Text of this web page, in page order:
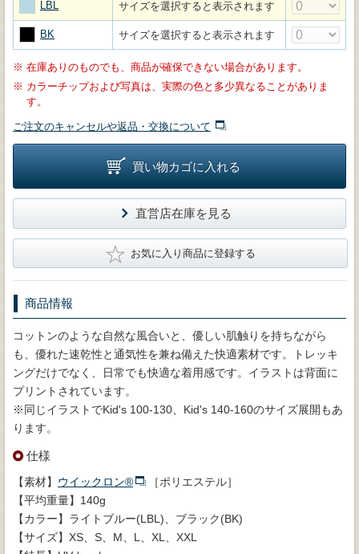
LBL サイズを選択すると表示されます
BK サイズを選択すると表示されます
※ 在庫ありのものでも、商品が確保できない場合があります。
※ カラーチップおよび写真は、実際の色と多少異なることがありま
す。
ご注文のキャンセルや返品・交換について
買い物カゴに入れる
直営店在庫を見る
★ お気に入り商品に登録する
商品情報
コットンのような自然な風合いと、優しい肌触りを持ちながら
も、優れた速乾性と通気性を兼ね備えた快適素材です。トレッキ
ングだけでなく、日常でも快適な着用感です。イラストは背面に
プリントされています。
※同じイラストでKid's 100-130、Kid's 140-160のサイズ展開もあ
ります。
仕様
【素材】 ウイックロン®
［ポリエステル］
【平均重量】140g
【カラー】ライトブルー(LBL)、ブラック(BK)
【サイズ】XS、S、M、L、XL、XXL